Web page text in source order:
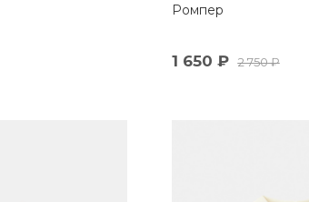
Ромпер
1 650 ₽ 2 750₽